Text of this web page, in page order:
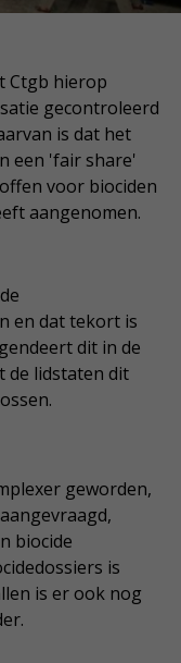
Ctgb hierop
gecontroleerd
is dat het
een 'fair share'
voor biociden
aangenomen.
en dat tekort is
dit in de
de lidstaten dit
geworden,
biocide
is
is er ook nog